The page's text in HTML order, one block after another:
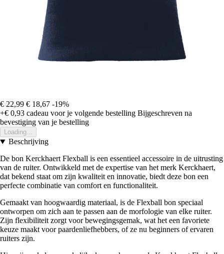
€ 22,99 € 18,67 -19%
+€ 0,93 cadeau voor je volgende bestelling Bijgeschreven na
bevestiging van je bestelling
Loading...
Beschrijving
De bon Kerckhaert Flexball is een essentieel accessoire in de uitrusting
van de ruiter. Ontwikkeld met de expertise van het merk Kerckhaert,
dat bekend staat om zijn kwaliteit en innovatie, biedt deze bon een
perfecte combinatie van comfort en functionaliteit.
Gemaakt van hoogwaardig materiaal, is de Flexball bon speciaal
ontworpen om zich aan te passen aan de morfologie van elke ruiter.
Zijn flexibiliteit zorgt voor bewegingsgemak, wat het een favoriete
keuze maakt voor paardenliefhebbers, of ze nu beginners of ervaren
ruiters zijn.